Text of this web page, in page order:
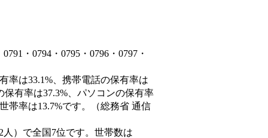
・0794・0795・0796・0797・
率は33.1%、携帯電話の保有率は
有率は37.3%、パソコンの保有率
帯率は13.7%です。（総務省 通信
人）で全国7位です。世帯数は